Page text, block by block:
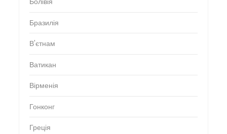
Бразилія
В'єтнам
Ватикан
Вірменія
Гонконг
Греція